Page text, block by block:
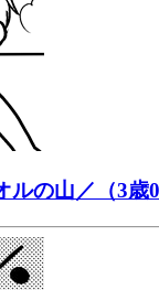
の山／（3歳0